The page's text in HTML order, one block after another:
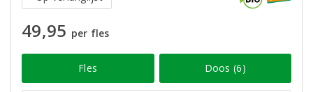
49,95 per fles
Fles Doos (6)